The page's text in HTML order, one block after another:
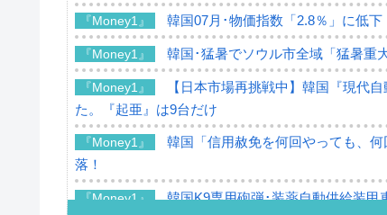
『Money1』 韓国07月･物価指数「2.8％」に低
『Money1』 韓国･猛暑でソウル市全域「猛暑重
『Money1』
【日本市場再挑戦中】韓国『現代
た。『起亜』は9台だけ
『Money1』
韓国「信用赦免を何回やっても、
落！
『Money1』 韓国K9専用砲弾･装薬自動供給装甲